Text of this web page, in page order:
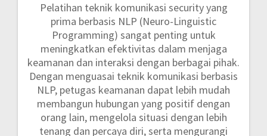
Pelatihan teknik komunikasi security yang
prima berbasis NLP (Neuro-Linguistic
Programming) sangat penting untuk
meningkatkan efektivitas dalam menjaga
keamanan dan interaksi dengan berbagai pihak.
Dengan menguasai teknik komunikasi berbasis
NLP, petugas keamanan dapat lebih mudah
membangun hubungan yang positif dengan
orang lain, mengelola situasi dengan lebih
tenang dan percaya diri, serta mengurangi